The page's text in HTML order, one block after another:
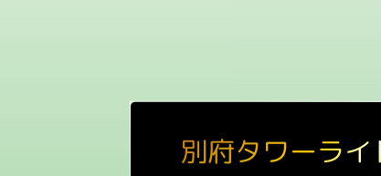
別府タワーラ